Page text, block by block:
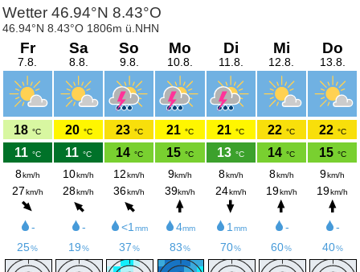
Wetter 46.94°N 8.43°O
46.94°N 8.43°O 1806m ü.NHN
Fr
7.8.
18 °C
11 °C
8km/h
27km/h
-
25%
Sa
8.8.
20 °C
11 °C
10km/h
28km/h
-
19%
So
9.8.
23 °C
14 °C
12 km/h
36km/h
<1 mm
37%
Mo
10.8.
21 °C
15 °C
9km/h
39km/h
4mm
83%
Di
11.8.
21 °C
13 °C
8km/h
24km/h
1mm
70%
Mi
12.8.
22 °C
14 °C
8km/h
19km/h
-
60%
Do
13.8.
22 °C
15 °C
9km/h
19km/h
-
40%